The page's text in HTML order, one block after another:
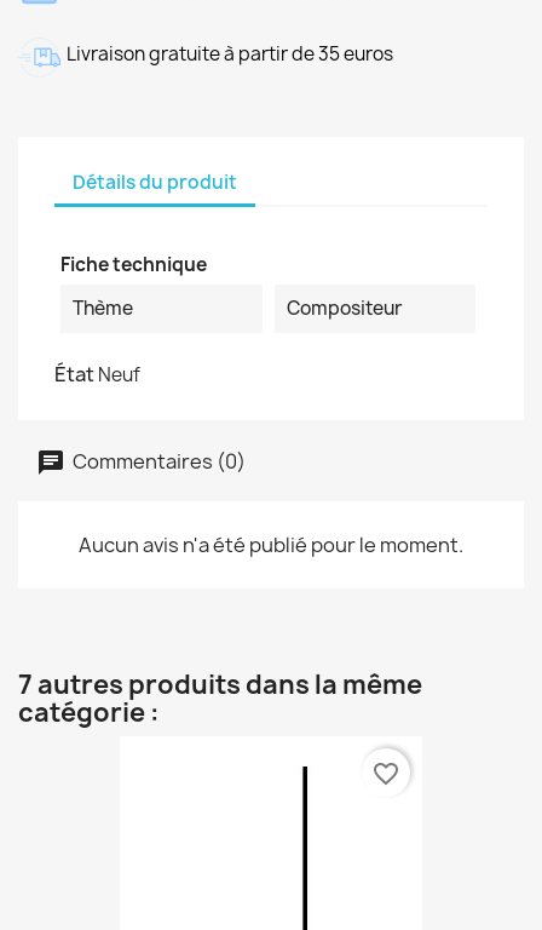
Livraison gratuite à partir de 35 euros
Détails du produit
Fiche technique
Thème
Compositeur
ÉtatNeuf
Commentaires (0)
Aucun avis n'a été publié pour le moment.
7 autres produits dans la même
catégorie :
favorite_border